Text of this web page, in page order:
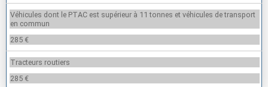
Véhicules dont le PTAC est supérieur à 11 tonnes et véhicules de transport
en commun
285 €
Tracteurs routiers
285 €